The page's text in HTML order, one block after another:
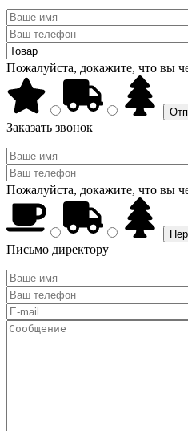
Пожалуйста, докажите, что вы
Заказать звонок
Пожалуйста, докажите, что вы
Письмо директору